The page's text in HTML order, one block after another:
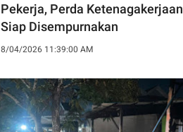
Pekerja, Perda Ketenagakerjaan
Siap Disempurnakan
8/04/2026 11:39:00 AM